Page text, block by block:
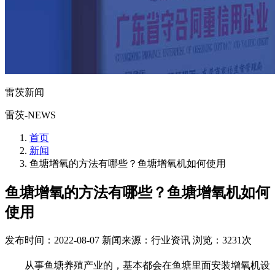
雷茨新闻
雷茨-NEWS
首页
新闻
鱼塘增氧的方法有哪些？鱼塘增氧机如何使用
鱼塘增氧的方法有哪些？鱼塘增氧机如何
使用
发布时间：2022-08-07 新闻来源：行业资讯 浏览：3231次
从事鱼塘养殖产业的，基本都会在鱼塘里面安装增氧机设